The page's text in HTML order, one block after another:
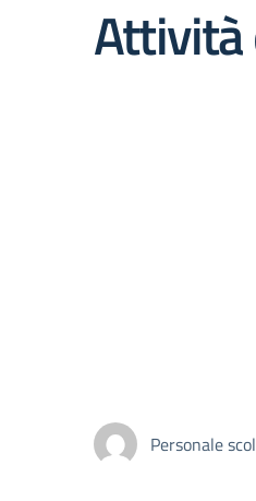
Attività
Personale